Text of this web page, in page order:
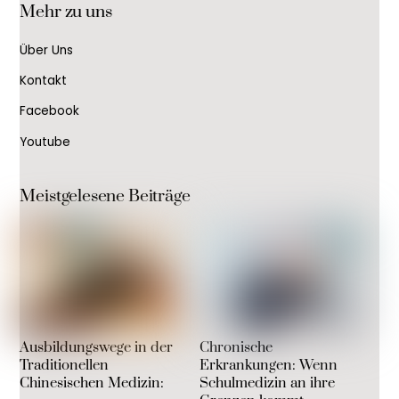
Mehr zu uns
Über Uns
Kontakt
Facebook
Youtube
Meistgelesene Beiträge
Ausbildungswege in der
Traditionellen
Chinesischen Medizin:
Chronische
Erkrankungen: Wenn
Schulmedizin an ihre